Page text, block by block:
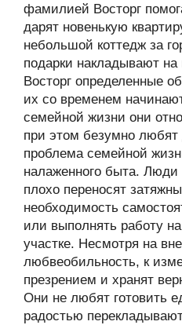
фамилией Восторг
дарят новенькую
небольшой коттедж за
подарки накладывают
Восторг определенные
их со временем
семейной жизни они
при этом безумно любят
проблема семейной
налаженного быта.
плохо переносят
необходимость
или выполнять работу
участке. Несмотря на
любвеобильность, к
презрением и хранят
Они не любят готовить
радостью